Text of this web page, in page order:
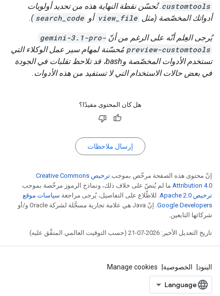
customtools. تُحسّن نقطة النهاية هذه من تحديد أولويات
أدواتك المخصّصة (مثل view_file أو search_code
).
يُرجى العِلم أنّه على الرغم من أنّ gemini-3.1-pro-
preview-customtools مُحسّنة لمهام سير عمل الوكلاء التي
تستخدم الأدوات المخصّصة وbash، قد تلاحظ تقلبات في الجودة
في بعض حالات الاستخدام التي لا تستفيد من هذه الأدوات.
هل كان المحتوى مفيدًا؟
إرسال ملاحظات
إنّ محتوى هذه الصفحة مرخّص بموجب
ترخيص Creative Commons
Attribution 4.0‏ ما لم يُنصّ على خلاف ذلك، ونماذج الرموز مرخّصة بموجب
ترخيص Apache 2.0‏
. للاطّلاع على التفاصيل، يُرجى مراجعة سياسات موقع
Google Developers‏
. إنّ Java هي علامة تجارية مسجَّلة لشركة Oracle و/أو
شركائها التابعين.
تاريخ التعديل الأخير: 2026-07-21 (حسب التوقيت العالمي المتفَّق عليه)
البنود الخصوصية Manage cookies